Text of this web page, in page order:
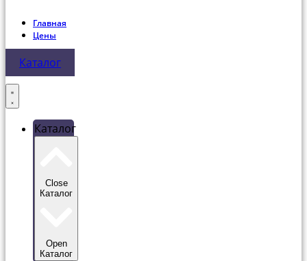
Главная
Цены
Каталог
Каталог
Close
Каталог
Open
Каталог